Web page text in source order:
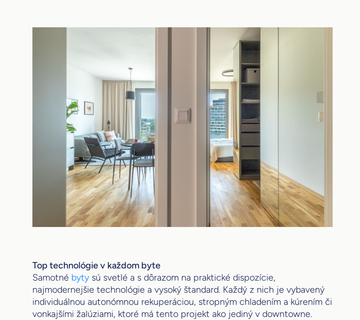
Top technológie v každom byte
Samotné byty sú svetlé a s dôrazom na praktické dispozície,
najmodernejšie technológie a vysoký štandard. Každý z nich je vybavený
individuálnou autonómnou rekuperáciou, stropným chladením a kúrením či
vonkajšími žalúziami, ktoré má tento projekt ako jediný v downtowne.